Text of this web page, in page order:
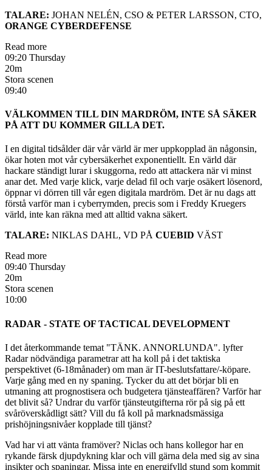
TALARE: JOHAN NELÉN, CSO & PETER LARSSON, CTO,
ORANGE CYBERDEFENSE
Read more
09:20 Thursday
20m
Stora scenen
09:40
VÄLKOMMEN TILL DIN MARDRÖM, INTE SÅ SÄKER
PÅ ATT DU KOMMER GILLA DET.
I en digital tidsålder där vår värld är mer uppkopplad än någonsin,
ökar hoten mot vår cybersäkerhet exponentiellt. En värld där
hackare ständigt lurar i skuggorna, redo att attackera när vi minst
anar det. Med varje klick, varje delad fil och varje osäkert lösenord,
öppnar vi dörren till vår egen digitala mardröm. Det är nu dags att
förstå varför man i cyberrymden, precis som i Freddy Kruegers
värld, inte kan räkna med att alltid vakna säkert.
TALARE: NIKLAS DAHL, VD PÅ CUEBID VÄST
Read more
09:40 Thursday
20m
Stora scenen
10:00
RADAR - STATE OF TACTICAL DEVELOPMENT
I det återkommande temat "TÄNK. ANNORLUNDA". lyfter
Radar nödvändiga parametrar att ha koll på i det taktiska
perspektivet (6-18månader) om man är IT-beslutsfattare/-köpare.
Varje gång med en ny spaning. Tycker du att det börjar bli en
utmaning att prognostisera och budgetera tjänsteaffären? Varför har
det blivit så? Undrar du varför tjänsteutgifterna rör på sig på ett
svåröverskådligt sätt? Vill du få koll på marknadsmässiga
prishöjningsnivåer kopplade till tjänst?
Vad har vi att vänta framöver? Niclas och hans kollegor har en
rykande färsk djupdykning klar och vill gärna dela med sig av sina
insikter och spaningar. Missa inte en energifylld stund som kommit